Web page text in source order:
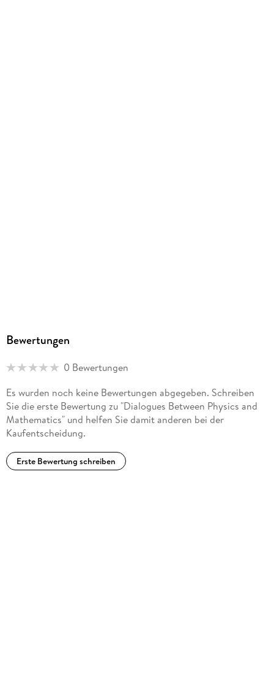
Bewertungen
0 Bewertungen
Es wurden noch keine Bewertungen abgegeben. Schreiben
Sie die erste Bewertung zu "Dialogues Between Physics and
Mathematics" und helfen Sie damit anderen bei der
Kaufentscheidung.
Erste Bewertung schreiben